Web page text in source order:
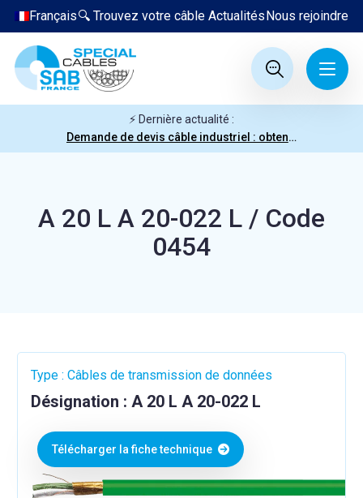
Nous rejoindre
Actualités
🔍 Trouvez votre câble
Français
⚡ Dernière actualité :
Demande de devis câble industriel : obtenez votre prix en quelques clics
A 20 L A 20-022 L / Code
0454
Type : Câbles de transmission de données
Désignation : A 20 L A 20-022 L
Télécharger la fiche technique